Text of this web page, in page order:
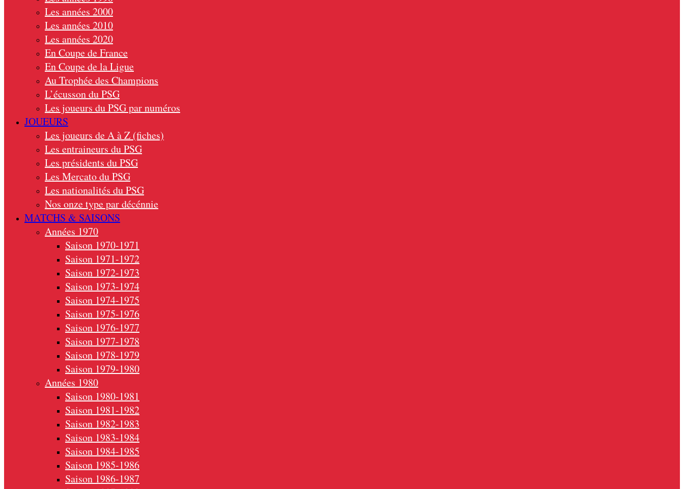
Les années 2000
Les années 2010
Les années 2020
En Coupe de France
En Coupe de la Ligue
Au Trophée des Champions
L’écusson du PSG
Les joueurs du PSG par numéros
JOUEURS
Les joueurs de A à Z (fiches)
Les entraineurs du PSG
Les présidents du PSG
Les Mercato du PSG
Les nationalités du PSG
Nos onze type par décénnie
MATCHS & SAISONS
Années 1970
Saison 1970-1971
Saison 1971-1972
Saison 1972-1973
Saison 1973-1974
Saison 1974-1975
Saison 1975-1976
Saison 1976-1977
Saison 1977-1978
Saison 1978-1979
Saison 1979-1980
Années 1980
Saison 1980-1981
Saison 1981-1982
Saison 1982-1983
Saison 1983-1984
Saison 1984-1985
Saison 1985-1986
Saison 1986-1987